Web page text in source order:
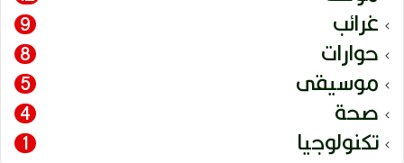
غرائب 9
حوارات 8
موسيقى 5
صحة 4
تكنولوجيا 1